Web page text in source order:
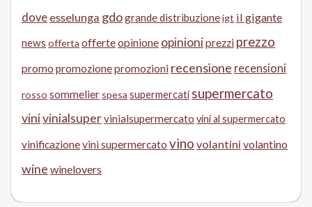
dove esselunga gdogrande distribuzioneigt il gigante
news offerta offerteopinione opinioniprezzi prezzo
promo promozionepromozioni recensione recensioni
rosso sommelier spesa supermercati supermercato
vinivinialsupervinialsupermercato vini al supermercato
vinificazionevini supermercato vino volantini volantino
wine winelovers